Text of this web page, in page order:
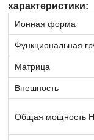
характеристики:
Ионная форма
Функциональная
Матрица
Внешность
Общая мощность